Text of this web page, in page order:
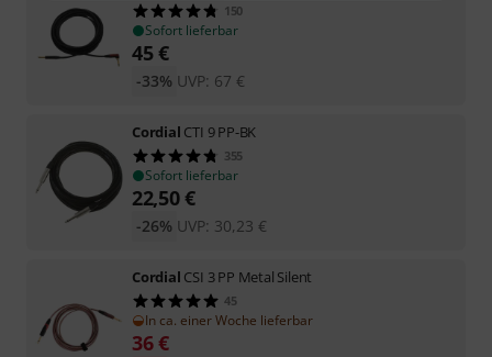
150
Sofort lieferbar
45€
UVP: 67 €
-33%
Cordial CTI 9 PP-BK
355
Sofort lieferbar
22,50€
UVP: 30,23 €
-26%
Cordial CSI 3 PP Metal Silent
45
In ca. einer Woche lieferbar
36€